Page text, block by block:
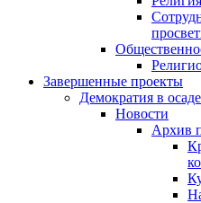
Завершенные проекты
Демократия в осаде
Новости
Архив